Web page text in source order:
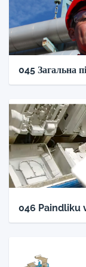
045 Загальна
046 Paindliku